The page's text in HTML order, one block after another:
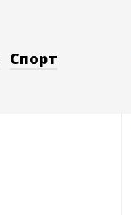
Спорт